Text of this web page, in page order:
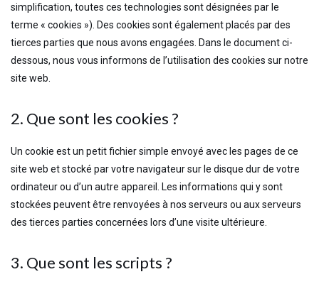
simplification, toutes ces technologies sont désignées par le
terme « cookies »). Des cookies sont également placés par des
tierces parties que nous avons engagées. Dans le document ci-
dessous, nous vous informons de l’utilisation des cookies sur notre
site web.
2. Que sont les cookies ?
Un cookie est un petit fichier simple envoyé avec les pages de ce
site web et stocké par votre navigateur sur le disque dur de votre
ordinateur ou d’un autre appareil. Les informations qui y sont
stockées peuvent être renvoyées à nos serveurs ou aux serveurs
des tierces parties concernées lors d’une visite ultérieure.
3. Que sont les scripts ?